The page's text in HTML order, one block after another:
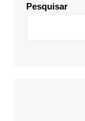
Pesquisar